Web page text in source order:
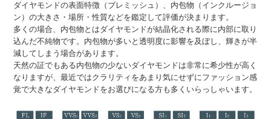
ダイヤモンドの表面特徴（ブレミッシュ）、内包物（インクルージョ
ン）の大きさ・場所・性質などを鑑定して評価が決まります。
多くの場合、内包物とはダイヤモンドが結晶化される際に内部に取り
込んだ不純物です。内包物が多いと透明度に影響を及ぼし、輝きが半
減してしまう場合があります。
天然の証でもある内包物の少ないダイヤモンドは非常に希少性が高く
なりますが、最近ではクラリティをあまり気にせずにファッション感
覚で大きなダイヤモンドをお選びになる方も多くいらっしゃいます。